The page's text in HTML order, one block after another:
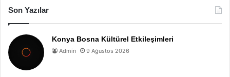
Son Yazılar
Konya Bosna Kültürel Etkileşimleri
Admin 9 Ağustos 2026